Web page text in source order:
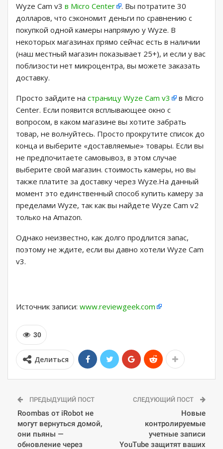
Wyze Cam v3 в Micro Center
. Вы потратите 30
долларов, что сэкономит деньги по сравнению с
покупкой одной камеры напрямую у Wyze. В
некоторых магазинах прямо сейчас есть в наличии
(наш местный магазин показывает 25+), и если у вас
поблизости нет микроцентра, вы можете заказать
доставку.
Просто зайдите на страницу Wyze Cam v3
в Micro
Center. Если появится всплывающее окно с
вопросом, в каком магазине вы хотите забрать
товар, не волнуйтесь. Просто прокрутите список до
конца и выберите «доставляемые» товары. Если вы
не предпочитаете самовывоз, в этом случае
выберите свой магазин. стоимость камеры, но вы
также платите за доставку через Wyze.На данный
момент это единственный способ купить камеру за
пределами Wyze, так как вы найдете Wyze Cam v2
только на Amazon.
Однако неизвестно, как долго продлится запас,
поэтому не ждите, если вы давно хотели Wyze Cam
v3.
Источник записи: www.reviewgeek.com
30
Делиться
ПРЕДЫДУЩИЙ ПОСТ
Roombas от iRobot не
могут вернуться домой,
они пьяны —
обновление через
СЛЕДУЮЩИЙ ПОСТ
Новые
контролируемые
учетные записи
YouTube защитят ваших